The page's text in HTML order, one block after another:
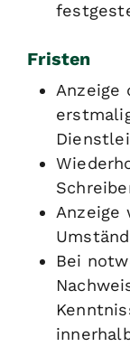
Fristen
Anzeige
Anzeige
Bei